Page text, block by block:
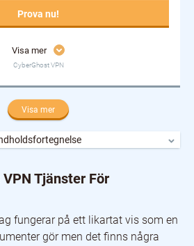
Visa mer
CyberGhost VPN
Prova nu!
Visa mer
Tjänster För
fungerar på ett likartat vis som en
gör men det finns några